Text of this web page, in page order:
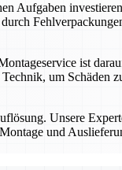
Aufgaben
ist
um
Unsere
und